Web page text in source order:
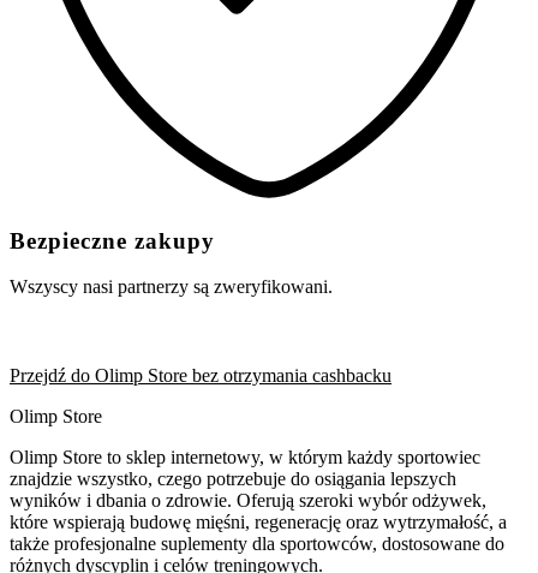
Bezpieczne zakupy
Wszyscy nasi partnerzy są zweryfikowani.
Przejdź do Olimp Store bez otrzymania cashbacku
Olimp Store
Olimp Store to sklep internetowy, w którym każdy sportowiec
znajdzie wszystko, czego potrzebuje do osiągania lepszych
wyników i dbania o zdrowie. Oferują szeroki wybór odżywek,
które wspierają budowę mięśni, regenerację oraz wytrzymałość, a
także profesjonalne suplementy dla sportowców, dostosowane do
różnych dyscyplin i celów treningowych.